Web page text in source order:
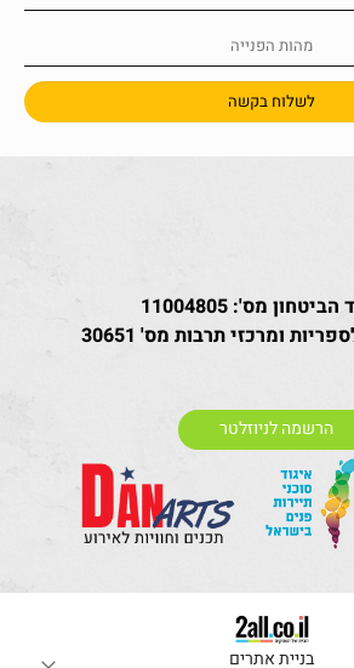
מס': 11004805
ומרכזי תרבות מס' 30651
הרשמה לניוזלטר
בניית אתרים